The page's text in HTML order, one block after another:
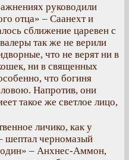
руководили
отца» – Саанехт и
сближение царевен с
так же не верили
что не верят ни в
ни в священных
что богиня
Напротив, они
такое же светлое лицо,
личико, как у
шептал черномазый
– Анхнес-Аммон,